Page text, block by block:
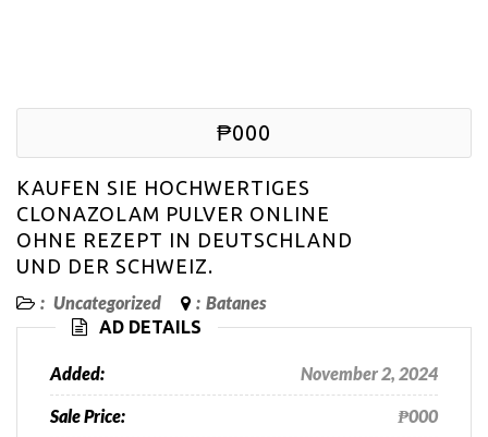
₱000
KAUFEN SIE HOCHWERTIGES
CLONAZOLAM PULVER ONLINE
OHNE REZEPT IN DEUTSCHLAND
UND DER SCHWEIZ.
: Uncategorized : Batanes
AD DETAILS
Added: November 2, 2024
Sale Price: ₱000